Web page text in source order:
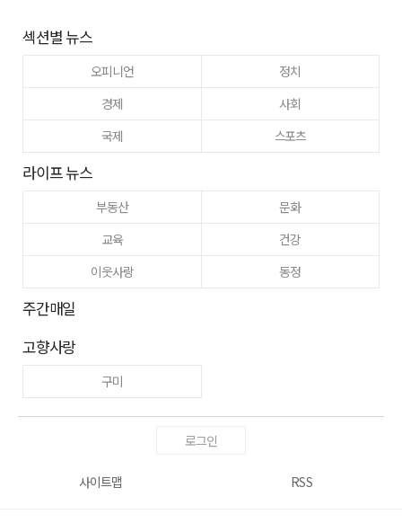
섹션별 뉴스
오피니언
정치
경제
사회
국제
스포츠
라이프 뉴스
부동산
문화
교육
건강
이웃사랑
동정
주간매일
고향사랑
구미
로그인
사이트맵 RSS